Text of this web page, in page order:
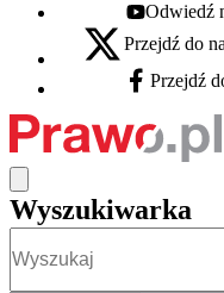
Youtube -
Odwiedź
X - otwiera się w nowej
Przejdź do
Facebook -
Przejdź
Wyszukiwarka